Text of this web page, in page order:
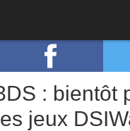
: bientôt
jeux